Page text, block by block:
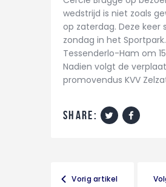
wedstrijd is niet zoals
op zaterdag. Deze keer
zondag in het
Tessenderlo-Ham om
Nadien volgt de
promovendus KVV
share:
Vorig artikel